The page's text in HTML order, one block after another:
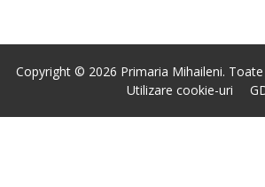
Copyright © 2026 Primaria Mihaileni.
Utilizare cookie-uri